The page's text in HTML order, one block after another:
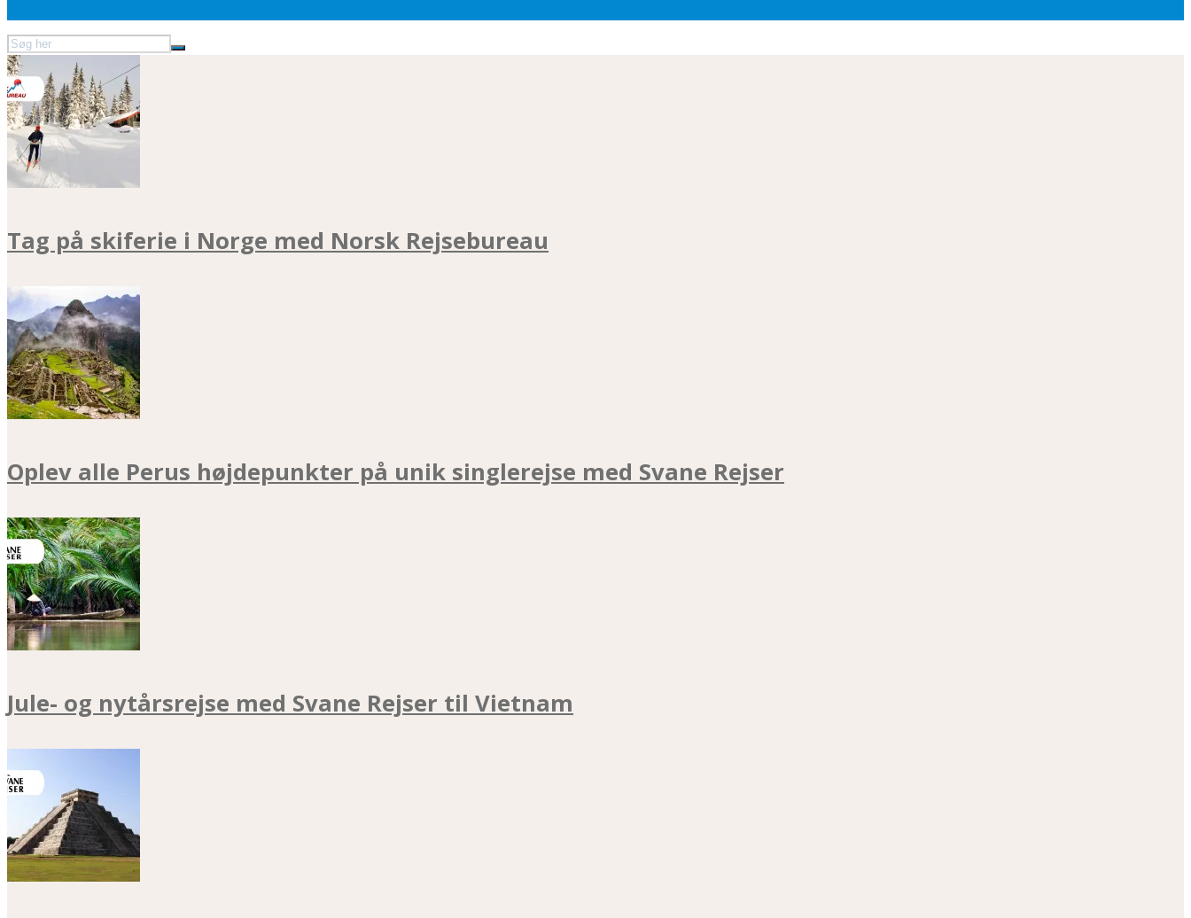
Tag på skiferie i Norge med Norsk Rejsebureau
Oplev alle Perus højdepunkter på unik singlerejse med Svane Rejser
Jule- og nytårsrejse med Svane Rejser til Vietnam